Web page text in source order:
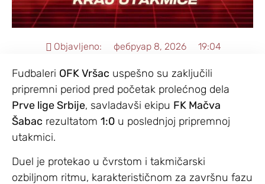
Objavljeno: фебруар 8, 2026 19:04
Fudbaleri OFK Vršac uspešno su zaključili
pripremni period pred početak prolećnog dela
Prve lige Srbije, savladavši ekipu FK Mačva
Šabac rezultatom 1:0 u poslednjoj pripremnoj
utakmici.
Duel je protekao u čvrstom i takmičarski
ozbiljnom ritmu, karakterističnom za završnu fazu